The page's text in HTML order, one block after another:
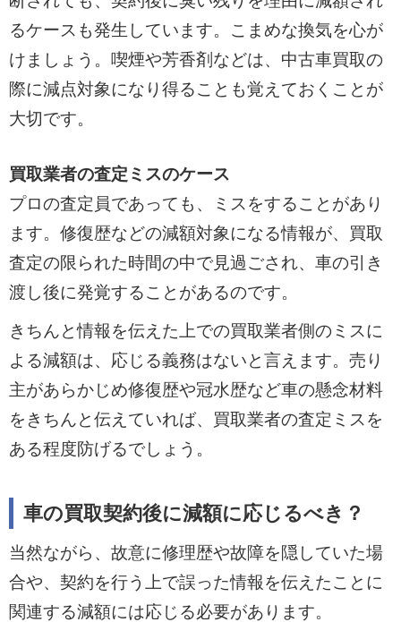
るケースも発生しています。こまめな換気を心が
けましょう。喫煙や芳香剤などは、中古車買取の
際に減点対象になり得ることも覚えておくことが
大切です。
買取業者の査定ミスのケース
プロの査定員であっても、ミスをすることがあり
ます。修復歴などの減額対象になる情報が、買取
査定の限られた時間の中で見過ごされ、車の引き
渡し後に発覚することがあるのです。
きちんと情報を伝えた上での買取業者側のミスに
よる減額は、応じる義務はないと言えます。売り
主があらかじめ修復歴や冠水歴など車の懸念材料
をきちんと伝えていれば、買取業者の査定ミスを
ある程度防げるでしょう。
車の買取契約後に減額に応じるべき？
当然ながら、故意に修理歴や故障を隠していた場
合や、契約を行う上で誤った情報を伝えたことに
関連する減額には応じる必要があります。